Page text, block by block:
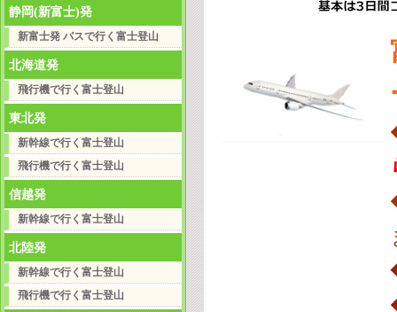
静岡(新富士)発
新富士発 バスで行く富士登山
北海道発
飛行機で行く富士登山
東北発
新幹線で行く富士登山
飛行機で行く富士登山
信越発
新幹線で行く富士登山
北陸発
新幹線で行く富士登山
飛行機で行く富士登山